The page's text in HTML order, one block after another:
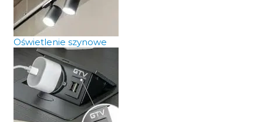
Oświetlenie szynowe